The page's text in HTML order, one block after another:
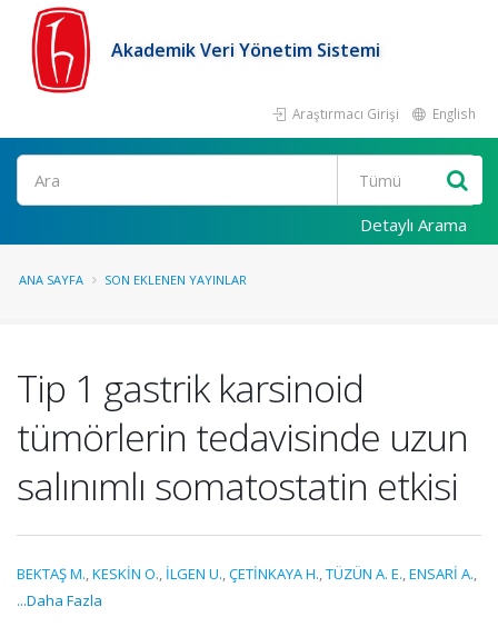
Akademik Veri Yönetim Sistemi
Araştırmacı Girişi English
Ara
Detaylı Arama
ANA SAYFA SON EKLENEN YAYINLAR
Tip 1 gastrik karsinoid
tümörlerin tedavisinde uzun
salınımlı somatostatin etkisi
BEKTAŞ M.,KESKİN O., İLGEN U.,ÇETİNKAYA H.,TÜZÜN A. E.,ENSARİ A.,
...Daha Fazla